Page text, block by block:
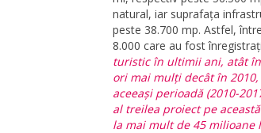
natural, iar suprafața
peste 38.700 mp. Astfel,
8.000 care au fost
turistic în ultimii ani, atât
ori mai mulți decât în
aceeași perioadă (2010-
al treilea proiect pe
la mai mult de 45 milioane